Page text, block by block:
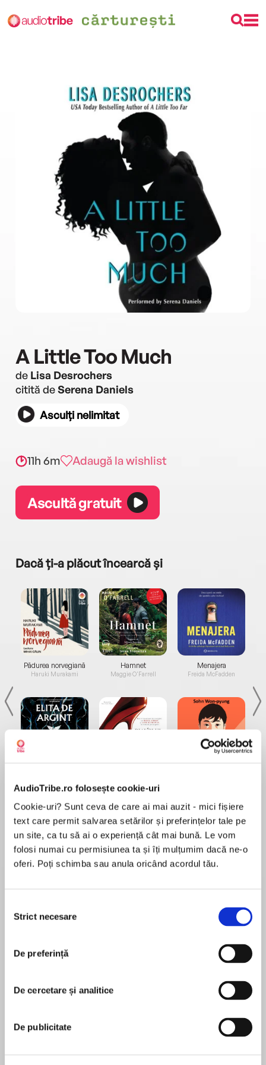
AudioTribe.ro folosește cookie-uri
Cookie-uri? Sunt ceva de care ai mai auzit - mici fișiere
text care permit salvarea setărilor și preferințelor tale pe
un site, ca tu să ai o experiență cât mai bună. Le vom
folosi numai cu permisiunea ta și îți mulțumim dacă ne-o
oferi. Poți schimba sau anula oricând acordul tău.
consimțământului
Strict necesare
De preferință
De cercetare și analitice
De publicitate
A Little Too Much
de Lisa Desrochers
citită deSerena Daniels
Asculți nelimitat
11h 6m Adaugă la wishlist
Ascultă gratuit
Dacă ți-a plăcut încearcă și
Pădurea norvegiană
Haruki Murakami
de...
Dani Francis
Hamnet
Maggie O'Farrell
la...
Lauren Weisberger
Menajera
Freida McFadden
Desprecarte
In the follow-up to Lisa Desrochers' explosive
girl he left behind.
Twenty-two-year-old Hilary McIntyre would like
nothing more than to forget her past. As a
some pretty dark times. But now that's all
behind her. Hilary has her life on track, and
again.
În acest moment nu există recenzii
Lisa Desrochers
Lisa Desrochers is the author of A Little Too Far, A
Little Too Much, and the young adult Personal